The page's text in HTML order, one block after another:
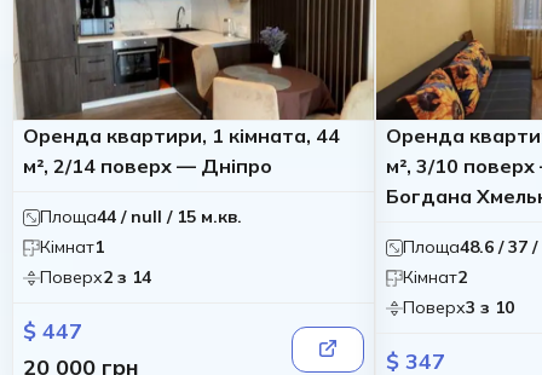
Оренда квартири, 1 кімната, 44
м², 2/14 поверх — Дніпро
Площа44 / null / 15 м.кв.
Кімнат1
Поверх2 з 14
$ 447
20 000 грн
Оренда
м², 3/10
Богдана
Площа48.6 / 37
Кімнат2
Поверх3 з 10
$ 347